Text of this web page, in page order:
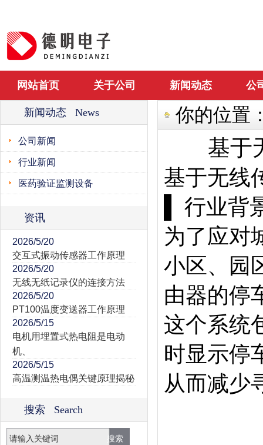
网站首页 关于公司 新闻动态 公
新闻动态 News
公司新闻
行业新闻
医药验证监测设备
资讯
2026/5/20
交互式振动传感器工作原理
2026/5/20
无线无纸记录仪的连接方法
2026/5/20
PT100温度变送器工作原理
2026/5/15
电机用埋置式热电阻是电动
机、
2026/5/15
高温测温热电偶关键原理揭秘
搜索 Search
你的位置
基于
基于无线
▌ 行业背
为了应对
小区、园
由器的停
这个系统
时显示停
从而减少